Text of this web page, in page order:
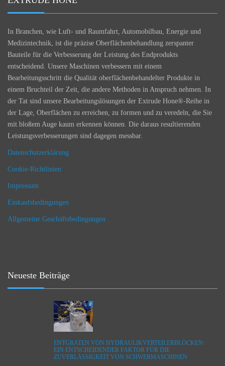
In Branchen, wie Luft- und Raumfahrt, Automobilbau, Energie und
Medizintechnik, ist die präzise Oberflächenbehandlung zerspanter
Bauteile für die Verbesserung der Leistung des Endprodukts
entscheidend. Unsere Maschinen verbessern mit einem
Bearbeitungsschritt die Qualität oberflächenbehandelter Produkte in
einem Bruchteil der Zeit, die andere Methoden in Anspruch nehmen. In
der Tat sind unsere Bearbeitungslösungen der Extrude Hone®-Reihe in
der Lage, Oberflächen zu erreichen, zu formen und zu veredeln, die Sie
mit bloßem Auge kaum erkennen können. Die daraus resultierenden
Leistungsverbesserungen sind dagegen messbar.
Datenschutzerklärung
Cookie-Richtlinien
Impressum
Einkaufsbedingungen
Allgemeine Geschäftsbedingungen
Neueste Beiträge
ENTGRATEN VON HYDRAULIKVERTEILERBLÖCKEN:
EIN ENTSCHEIDENDER FAKTOR FÜR DIE
ZUVERLÄSSIGKEIT VON SCHWERMASCHINEN